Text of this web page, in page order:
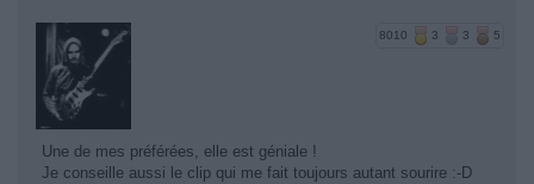
8010 3 3 5
Une de mes préférées, elle est géniale !
Je conseille aussi le clip qui me fait toujours autant sourire :-D